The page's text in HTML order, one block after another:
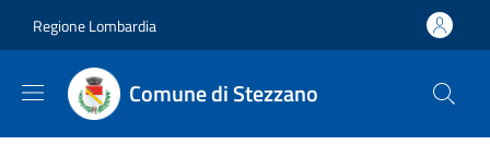
Regione Lombardia
Comune di Stezzano